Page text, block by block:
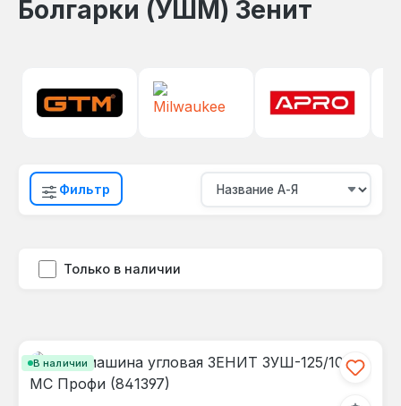
Болгарки (УШМ) Зенит
Фильтр
Только в наличии
В наличии